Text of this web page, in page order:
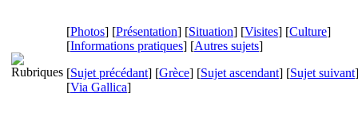
[Photos] [Présentation] [Situation] [Visites] [Culture]
[Informations pratiques] [Autres sujets]
[Sujet précédant] [Grèce] [Sujet ascendant] [Sujet suivant]
[Via Gallica]